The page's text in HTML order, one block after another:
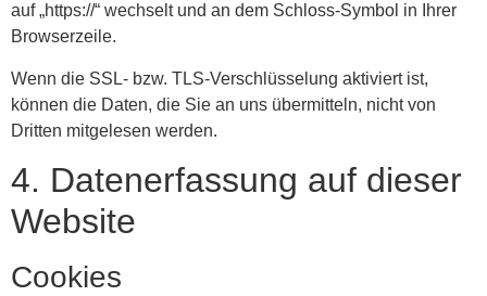
auf „https://“ wechselt und an dem Schloss-Symbol in Ihrer
Browserzeile.
Wenn die SSL- bzw. TLS-Verschlüsselung aktiviert ist,
können die Daten, die Sie an uns übermitteln, nicht von
Dritten mitgelesen werden.
4. Datenerfassung auf dieser
Website
Cookies